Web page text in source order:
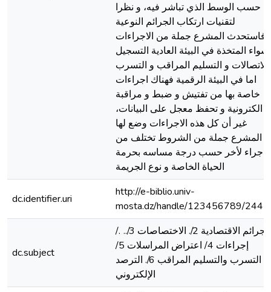
حسب الوسط الذي تباشر فيه، و نظرا
لتقنيات ارتكاب الجرائم النوعية
فاستحدث المشرع جملة من الاجراءات
سواء المتخذة في البيئة العادية التسجيل
الاتصالات و التسليم المراقب و التسرب
اما في البيئة الرقمية فهناك اجراءات
خاصة بها من تفتيش و ضبط و مراقبة
الكترونية و تحفظ معجل على البيانات،
غير أن كل هذه الاجراءات وضع لها
المشرع جملة من الشروط تختلف من
اجراء لأخر حسب درجة مساسه بحرمة
الحياة الخاصة و نوع الجريمة
dc.identifier.uri
http://e-biblio.univ-
mosta.dz/handle/123456789/
dc.subject
/. الجرائم الاقتصادية 2/. الاختصاصات 3/..
إجراءات 4/ اعتراض المراسلات 5/
التسرب والتسليم المراقب 6/. الترصد
الإلكتروني